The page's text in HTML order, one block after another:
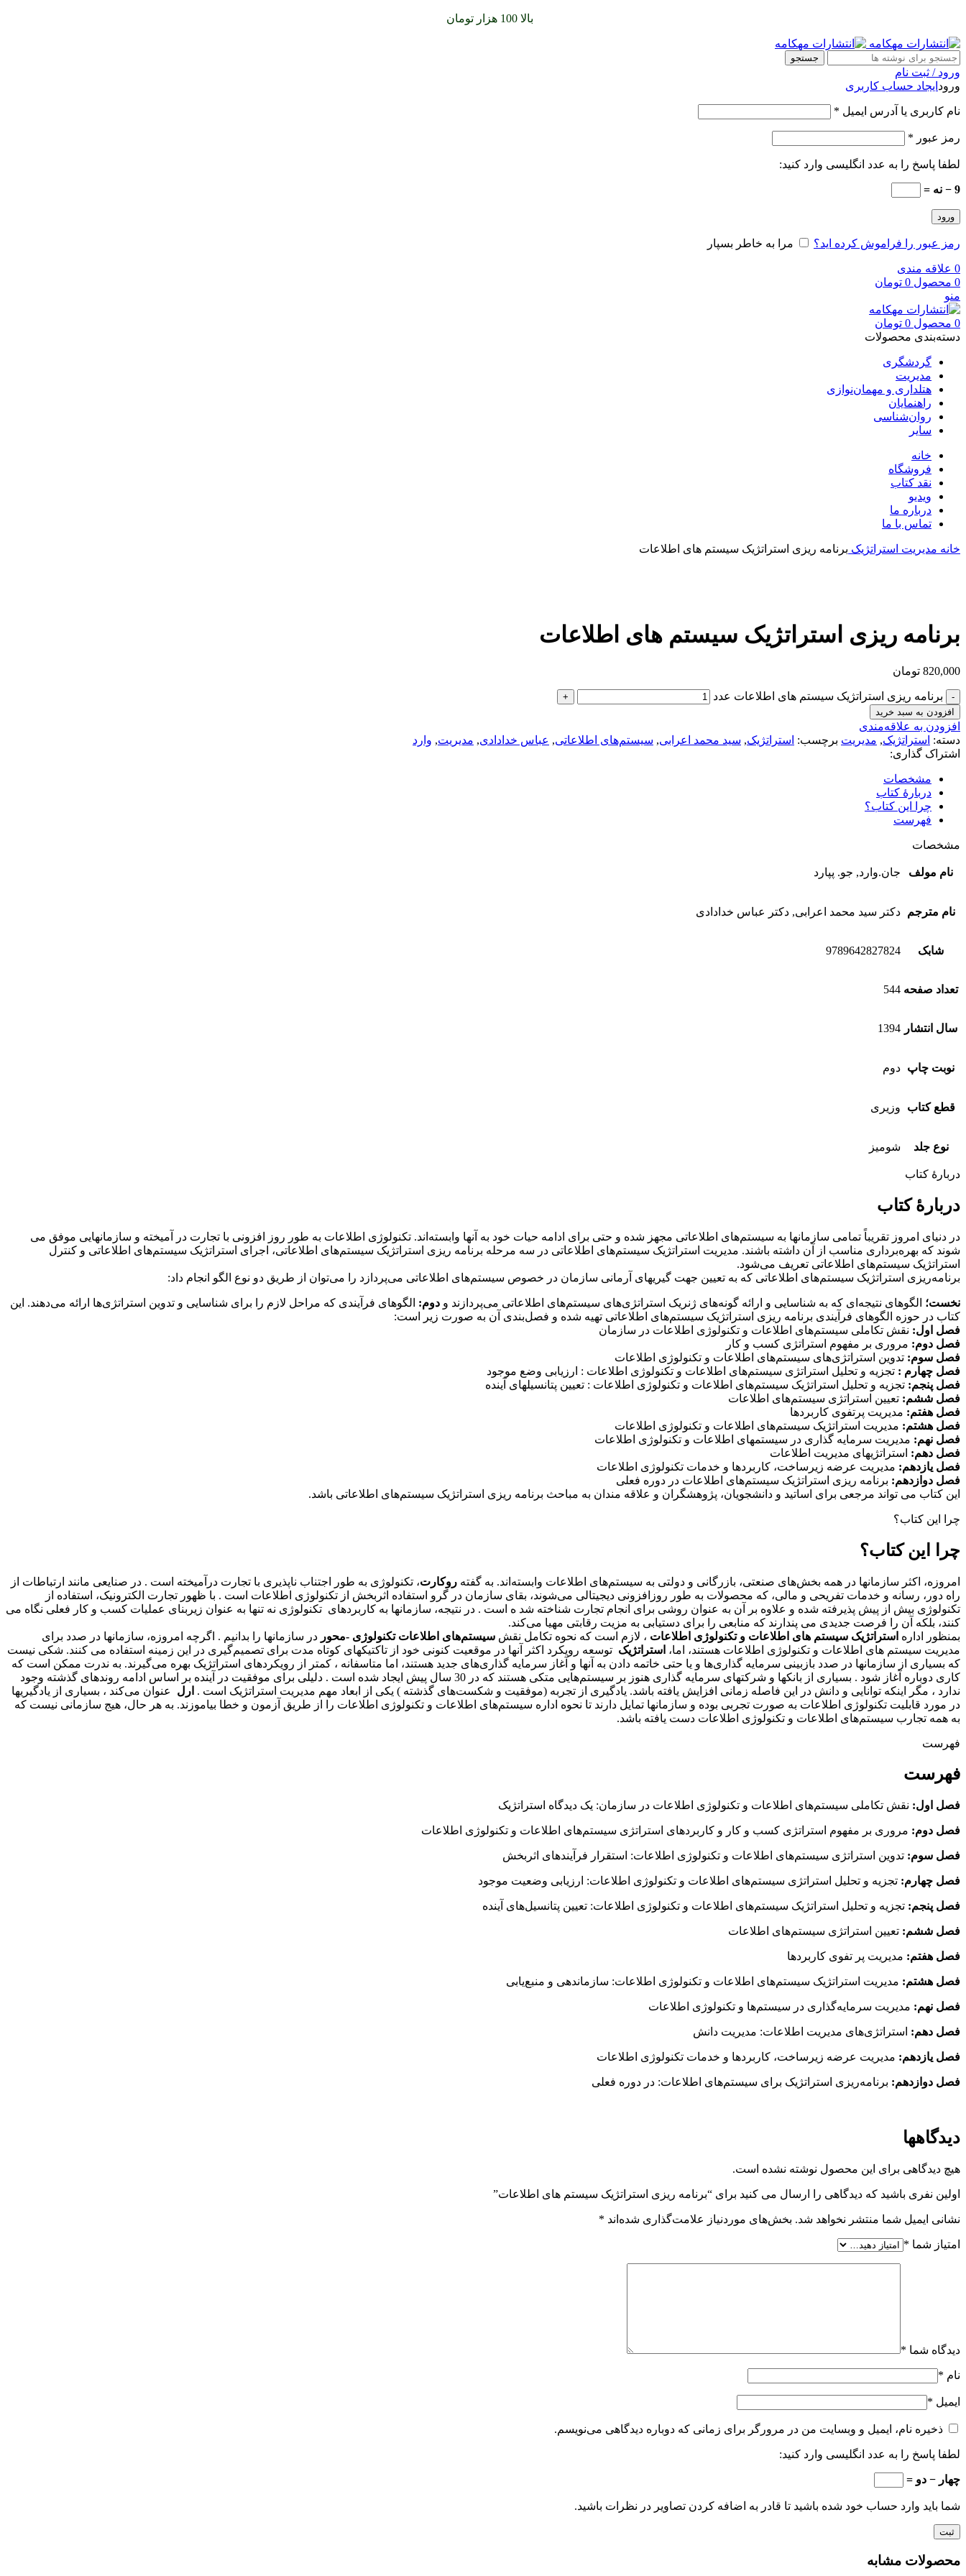
بالا 100 هزار تومان
جستجو
ورود / ثبت نام
ورود ایجاد حساب کاربری
نام کاربری یا آدرس ایمیل *
رمز عبور *
لطفا پاسخ را به عدد انگلیسی وارد کنید:
9 − نه =
ورود
رمز عبور را فراموش کرده اید؟ مرا به خاطر بسپار
0 علاقه مندی
0 محصول 0 تومان
منو
0 محصول 0 تومان
دسته‌بندی محصولات
گردشگری
مدیریت
هتلداری و مهمان‌نوازی
راهنمایان
روان‌شناسی
سایر
خانه
فروشگاه
نقد کتاب
ویدیو
درباره‌ ما
تماس با ما
خانه مدیریت استراتژیک برنامه ریزی استراتژیک سیستم های اطلاعات
برنامه ریزی استراتژیک سیستم های اطلاعات
820,000 تومان
برنامه ریزی استراتژیک سیستم های اطلاعات عدد
افزودن به سبد خرید
افزودن به علاقه‌مندی
دسته: استراتژیک, مدیریت برچسب: استراتژیک, سید محمد اعرابی, سیستم‌های اطلاعاتی, عباس خدادادی, مدیریت, وارد
اشتراک گذاری:
مشخصات
دربارهٔ کتاب
چرا این کتاب؟
فهرست
مشخصات
نام مولف جان.وارد, جو. پپارد
نام مترجم دکتر سید محمد اعرابی, دکتر عباس خدادادی
شابک 9789642827824
تعداد صفحه 544
سال انتشار 1394
نوبت چاپ دوم
قطع کتاب وزیری
نوع جلد شومیز
دربارهٔ کتاب
دربارهٔ کتاب
در دنیای امروز تقریباً تمامی سازمانها به سیستم‌های اطلاعاتی مجهز شده و حتی برای ادامه حیات خود به آنها وابسته‌اند. تکنولوژی اطلاعات به طور روز افزونی با تجارت در آمیخته و سازمانهایی موفق می
شوند که بهره‌برداری مناسب از آن داشته باشند. مدیریت استراتژیک سیستم‌های اطلاعاتی در سه مرحله برنامه ریزی استراتژیک سیستم‌های اطلاعاتی، اجرای استراتژیک سیستم‌های اطلاعاتی و کنترل
استراتژیک سیستم‌های اطلاعاتی تعریف می‌شود.
برنامه‌ریزی استراتژیک سیستم‌های اطلاعاتی که به تعیین جهت گیریهای آرمانی سازمان در خصوص سیستم‌های اطلاعاتی می‌پردازد را می‌توان از طریق دو نوع الگو انجام داد:
نخست؛ الگوهای نتیجه‌ای که به شناسایی و ارائه گونه‌های ژنریک استراتژی‌های سیستم‌های اطلاعاتی می‌پردازند و دوم: الگوهای فرآیندی که مراحل لازم را برای شناسایی و تدوین استراتژی‌ها ارائه می‌دهند. این
کتاب در حوزه الگوهای فرآیندی برنامه ریزی استراتژیک سیستم‌های اطلاعاتی تهیه شده و فصل‌بندی آن به صورت زیر است:
فصل اول: نقش تکاملی سیستم‌های اطلاعات و تکنولوژی اطلاعات در سازمان
فصل دوم: مروری بر مفهوم استراتژی کسب و کار
فصل سوم: تدوین استراتژی‌های سیستم‌های اطلاعات و تکنولوژی اطلاعات
فصل چهارم : تجزیه و تحلیل استراتژی سیستم‌های اطلاعات و تکنولوژی اطلاعات : ارزیابی وضع موجود
فصل پنجم: تجزیه و تحلیل استراتژیک سیستم‌های اطلاعات و تکنولوژی اطلاعات : تعیین پتانسیلهای آینده
فصل ششم: تعیین استراتژی سیستم‌های اطلاعات
فصل هفتم: مدیریت پرتفوی کاربردها
فصل هشتم: مدیریت استراتژیک سیستم‌های اطلاعات و تکنولوژی اطلاعات
فصل نهم: مدیریت سرمایه گذاری در سیستمهای اطلاعات و تکنولوژی اطلاعات
فصل دهم: استراتژیهای مدیریت اطلاعات
فصل یازدهم: مدیریت عرضه زیرساخت، کاربردها و خدمات تکنولوژی اطلاعات
فصل دوازدهم: برنامه ریزی استراتژیک سیستم‌های اطلاعات در دوره فعلی
این کتاب می تواند مرجعی برای اساتید و دانشجویان، پژوهشگران و علاقه مندان به مباحث برنامه ریزی استراتژیک سیستم‌های اطلاعاتی باشد.
چرا این کتاب؟
چرا این کتاب؟
امروزه، اکثر سازمانها در همه بخش‌های صنعتی، بازرگانی و دولتی به سیستم‌های اطلاعات وابسته‌اند. به گفته روکارت، تکنولوژی به طور اجتناب ناپذیری با تجارت درآمیخته است . در صنایعی مانند ارتباطات از
راه دور، رسانه و خدمات تفریحی و مالی، که محصولات به طور روزافزونی دیجیتالی می‌شوند، بقای سازمان در گرو استفاده اثربخش از تکنولوژی اطلاعات است . با ظهور تجارت الکترونیک، استفاده از
تکنولوژی بیش از پیش پذیرفته شده و علاوه بر آن به عنوان روشی برای انجام تجارت شناخته شد ه است . در نتیجه، سازمانها به کاربردهای تکنولوژی نه تنها به عنوان زیربنای عملیات کسب و کار فعلی نگاه می
کنند، بلکه آن را فرصت جدیدی می پندارند که منابعی را برای دستیابی به مزیت رقابتی مهیا می‌کند.
بمنظور اداره استراتژیک سیستم های اطلاعات و تکنولوژی اطلاعات ، لازم است که نحوه تکامل نقش سیستم‌های اطلاعات تکنولوژی -محور در سازمانها را بدانیم . اگرچه امروزه، سازمانها در صدد برای
مدیریت سیستم های اطلاعات و تکنولوژی اطلاعات هستند، اما، استراتژیک توسعه رویکرد اکثر آنها در موقعیت کنونی خود از تاکتیکهای کوتاه مدت برای تصمیم‌گیری در این زمینه استفاده می کنند. شکی نیست
که بسیاری از سازمانها در صدد بازبینی سرمایه گذاری‌ها و یا حتی خاتمه دادن به آنها و آغاز سرمایه گذاری‌های جدید هستند، اما متاسفانه ، کمتر از رویکردهای استراتژیک بهره می‌گیرند. به ندرت ممکن است که
کاری دوباره آغاز شود . بسیاری از بانکها و شرکتهای سرمایه گذاری هنوز بر سیستم‌هایی متکی هستند که در 30 سال پیش ایجاد شده است . دلیلی برای موفقیت در آینده بر اساس ادامه روندهای گذشته وجود
ندارد ، مگر اینکه توانایی و دانش در این فاصله زمانی افزایش یافته باشد. یادگیری از تجربه (موفقیت و شکست‌های گذشته ) یکی از ابعاد مهم مدیریت استراتژیک است . ارل
عنوان می‌کند ، بسیاری از یادگیریها
در مورد قابلیت تکنولوژی اطلاعات به صورت تجربی بوده و سازمانها تمایل دارند تا نحوه اداره سیستم‌های اطلاعات و تکنولوژی اطلاعات را از طریق آزمون و خطا بیاموزند. به هر حال، هیج سازمانی نیست که
به همه تجارب سیستم‌های اطلاعات و تکنولوژی اطلاعات دست یافته باشد.
فهرست
فهرست
فصل اول: نقش تکاملی سیستم‌های اطلاعات و تکنولوژی اطلاعات در سازمان: یک دیدگاه استراتژیک
فصل دوم: مروری بر مفهوم استراتژی کسب و کار و کاربردهای استراتژی سیستم‌های اطلاعات و تکنولوژی اطلاعات
فصل سوم: تدوین استراتژی سیستم‌های اطلاعات و تکنولوژی اطلاعات: استقرار فرآیندهای اثربخش
فصل چهارم: تجزیه و تحلیل استراتژی سیستم‌های اطلاعات و تکنولوژی اطلاعات: ارزیابی وضعیت موجود
فصل پنجم: تجزیه و تحلیل استراتژیک سیستم‌های اطلاعات و تکنولوژی اطلاعات: تعیین پتانسیل‌های آینده
فصل ششم: تعیین استراتژی سیستم‌های اطلاعات
فصل هفتم: مدیریت پر تفوی کاربردها
فصل هشتم: مدیریت استراتژیک سیستم‌های اطلاعات و تکنولوژی اطلاعات: سازماندهی و منبع‌یابی
فصل نهم: مدیریت سرمایه‌گذاری در سیستم‌ها و تکنولوژی اطلاعات
فصل دهم: استراتژی‌های مدیریت اطلاعات: مدیریت دانش
فصل یازدهم: مدیریت عرضه زیرساخت، کاربردها و خدمات تکنولوژی اطلاعات
فصل دوازدهم: برنامه‌ریزی استراتژیک برای سیستم‌های اطلاعات: در دوره فعلی
دیدگاهها
هیچ دیدگاهی برای این محصول نوشته نشده است.
اولین نفری باشید که دیدگاهی را ارسال می کنید برای “برنامه ریزی استراتژیک سیستم های اطلاعات”
نشانی ایمیل شما منتشر نخواهد شد. بخش‌های موردنیاز علامت‌گذاری شده‌اند *
امتیاز شما *
دیدگاه شما *
نام *
ایمیل *
ذخیره نام، ایمیل و وبسایت من در مرورگر برای زمانی که دوباره دیدگاهی می‌نویسم.
لطفا پاسخ را به عدد انگلیسی وارد کنید:
چهار − دو =
شما باید وارد حساب خود شده باشید تا قادر به اضافه کردن تصاویر در نظرات باشید.
محصولات مشابه